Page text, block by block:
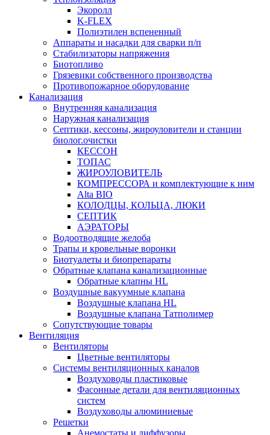
Экоролл
K-FLEX
Полиэтилен вспененный
Аппараты и насадки для сварки п/п
Стабилизаторы напряжения
Биотопливо
Грязевики собственного производства
Противопожарное оборудование
Канализация
Внутренняя канализация
Наружная канализация
Септики, кессоны, жироуловители и станции
биолог.очистки
КЕССОН
ТОПАС
ЖИРОУЛОВИТЕЛЬ
КОМПРЕССОРА и комплектующие к ним
Alta BIO
КОЛОДЦЫ, КОЛЬЦА, ЛЮКИ
СЕПТИК
АЭРАТОРЫ
Водоотводящие желоба
Трапы и кровельные воронки
Биотуалеты и биопрепараты
Обратные клапана канализационные
Обратные клапны HL
Воздушные вакуумные клапана
Воздушные клапана HL
Воздушные клапана Татполимер
Сопутствующие товары
Вентиляция
Вентиляторы
Цветные вентиляторы
Системы вентиляционных каналов
Воздуховоды пластиковые
Фасонные детали для вентиляционных
систем
Воздуховоды алюминиевые
Решетки
Анемостаты и диффузоры